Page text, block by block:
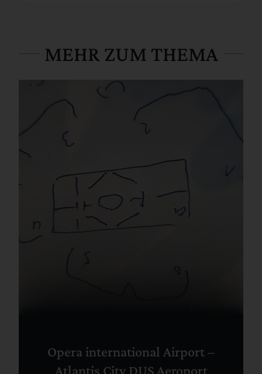
MEHR ZUM THEMA
Opera international Airport –
Atlantis City DUS Aeroport